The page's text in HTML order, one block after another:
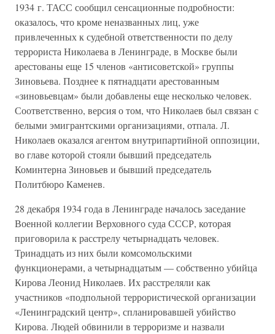
1934 г. ТАСС сообщил сенсационные подробности:
оказалось, что кроме неназванных лиц, уже
привлеченных к судебной ответственности по делу
террориста Николаева в Ленинграде, в Москве были
арестованы еще 15 членов «антисоветской» группы
Зиновьева. Позднее к пятнадцати арестованным
«зиновьевцам» были добавлены еще несколько человек.
Соответственно, версия о том, что Николаев был связан с
белыми эмигрантскими организациями, отпала. Л.
Николаев оказался агентом внутрипартийной оппозиции,
во главе которой стояли бывший председатель
Коминтерна Зиновьев и бывший председатель
Политбюро Каменев.
28 декабря 1934 года в Ленинграде началось заседание
Военной коллегии Верховного суда СССР, которая
приговорила к расстрелу четырнадцать человек.
Тринадцать из них были комсомольскими
функционерами, а четырнадцатым — собственно убийца
Кирова Леонид Николаев. Их расстреляли как
участников «подпольной террористической организации
«Ленинградский центр», спланировавшей убийство
Кирова. Людей обвинили в терроризме и назвали